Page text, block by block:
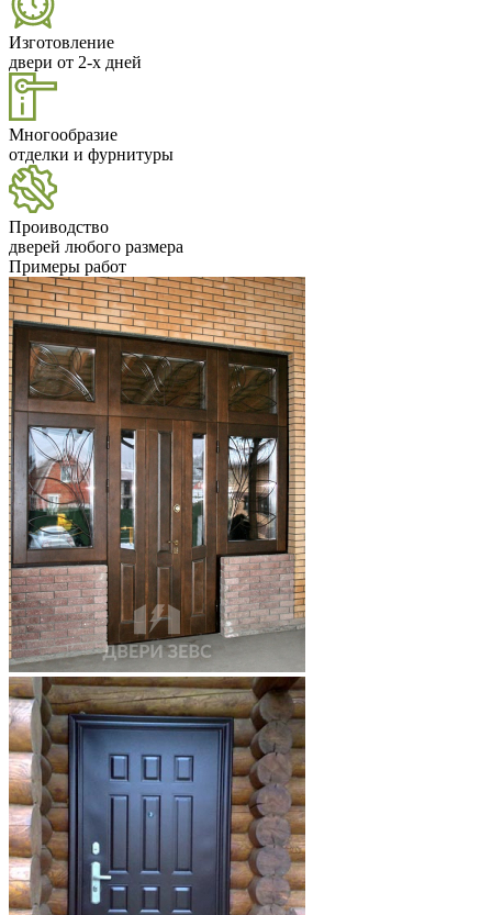
Изготовление
двери от 2-х дней
Многообразие
отделки и фурнитуры
Проиводство
дверей любого размера
Примеры работ